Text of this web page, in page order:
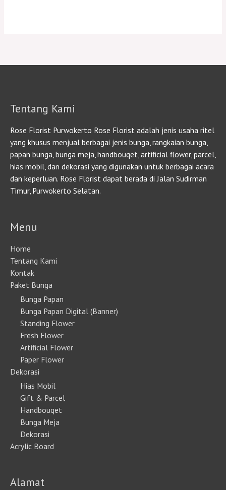
Tentang Kami
Rose Florist Purwokerto Rose Florist adalah jenis usaha ritel
yang khusus menjual berbagai jenis bunga, rangkaian bunga,
papan bunga, bunga meja, handbouqet, artificial flower, parcel,
hias mobil, dan dekorasi yang digunakan untuk berbagai acara
dan keperluan. Rose Florist dapat berada di Jalan Sudirman
Timur, Purwokerto Selatan.
Menu
Home
Tentang Kami
Kontak
Paket Bunga
Bunga Papan
Bunga Papan Digital (Banner)
Standing Flower
Fresh Flower
Artificial Flower
Paper Flower
Dekorasi
Hias Mobil
Gift & Parcel
Handbouqet
Bunga Meja
Dekorasi
Acrylic Board
Alamat